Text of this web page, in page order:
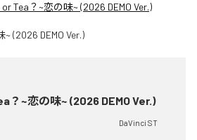
Tea？~恋の味~ (2026 DEMO Ver.)
？~恋の味~ (2026 DEMO Ver.)
DaVinci ST